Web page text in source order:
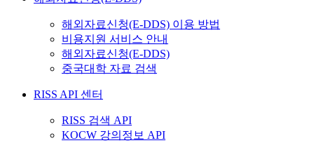
해외자료신청(E-DDS) 이용 방법
비용지원 서비스 안내
해외자료신청(E-DDS)
중국대학 자료 검색
RISS API 센터
RISS 검색 API
KOCW 강의정보 API